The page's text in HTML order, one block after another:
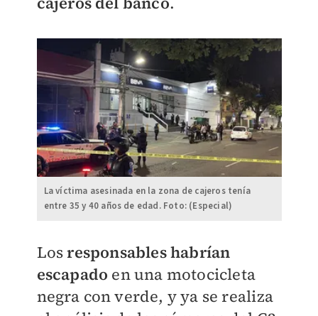
La víctima asesinada en la zona de cajeros tenía
entre 35 y 40 años de edad. Foto: (Especial)
Losresponsables habrían
escapado en una motocicleta
negra con verde, y ya se realiza